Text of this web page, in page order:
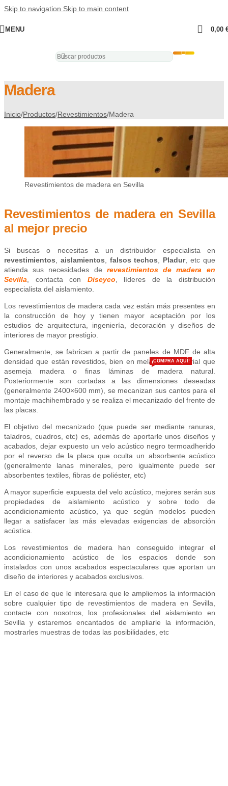
Skip to navigation Skip to main content
MENU 0,00
Madera
Inicio/Productos/Revestimientos/Madera
Revestimientos de madera en Sevilla
Revestimientos de madera en Sevilla
al mejor precio
Si buscas o necesitas a un distribuidor especialista en
revestimientos
aislamientos falsos techos Pladur, etc que
atienda sus necesidades de revestimientos de madera en
Sevilla , contacta con Diseyco , líderes de la distribución
especialista del aislamiento.
Los revestimientos de madera cada vez están más presentes en
la construcción de hoy y tienen mayor aceptación por los
estudios de arquitectura, ingeniería, decoración y diseños de
interiores de mayor prestigio.
Generalmente, se fabrican a partir de paneles de MDF de alta
densidad que están revestidos, bien en melamina industrial que
asemeja madera o finas láminas de madera natural.
Posteriormente son cortadas a las dimensiones deseadas
(generalmente 2400×600 mm), se mecanizan sus cantos para el
montaje machihembrado y se realiza el mecanizado del frente de
las placas.
El objetivo del mecanizado (que puede ser mediante ranuras,
taladros, cuadros, etc) es, además de aportarle unos diseños y
acabados, dejar expuesto un velo acústico negro termoadherido
por el reverso de la placa que oculta un absorbente acústico
(generalmente lanas minerales, pero igualmente puede ser
absorbentes textiles, fibras de poliéster, etc)
A mayor superficie expuesta del velo acústico, mejores serán sus
propiedades de aislamiento acústico y sobre todo de
acondicionamiento acústico, ya que según modelos pueden
llegar a satisfacer las más elevadas exigencias de absorción
acústica.
Los revestimientos de madera han conseguido integrar el
acondicionamiento acústico de los espacios donde son
instalados con unos acabados espectaculares que aportan un
diseño de interiores y acabados exclusivos.
En el caso de que le interesara que le ampliemos la información
sobre cualquier tipo de revestimientos de madera en Sevilla,
contacte con nosotros, los profesionales del aislamiento en
Sevilla y estaremos encantados de ampliarle la información,
mostrarles muestras de todas las posibilidades, etc
¡COMPRA AQUÍ!